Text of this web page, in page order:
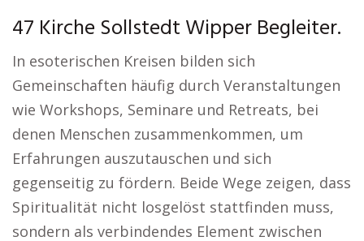
47 Kirche Sollstedt Wipper Begleiter.
In esoterischen Kreisen bilden sich
Gemeinschaften häufig durch Veranstaltungen
wie Workshops, Seminare und Retreats, bei
denen Menschen zusammenkommen, um
Erfahrungen auszutauschen und sich
gegenseitig zu fördern. Beide Wege zeigen, dass
Spiritualität nicht losgelöst stattfinden muss,
sondern als verbindendes Element zwischen